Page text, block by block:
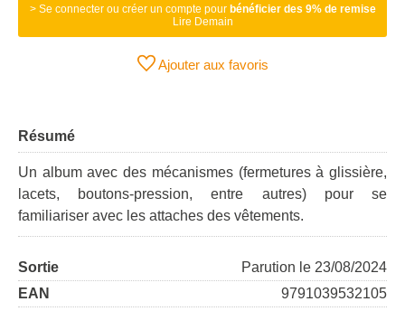
> Se connecter ou créer un compte pour bénéficier des 9% de remise
Lire Demain
Ajouter aux favoris
Résumé
Un album avec des mécanismes (fermetures à glissière,
lacets, boutons-pression, entre autres) pour se
familiariser avec les attaches des vêtements.
Sortie
Parution le 23/08/2024
EAN
9791039532105